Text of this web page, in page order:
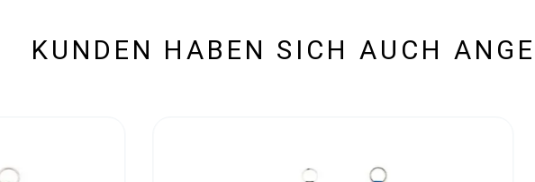
KUNDEN HABEN SICH AUCH